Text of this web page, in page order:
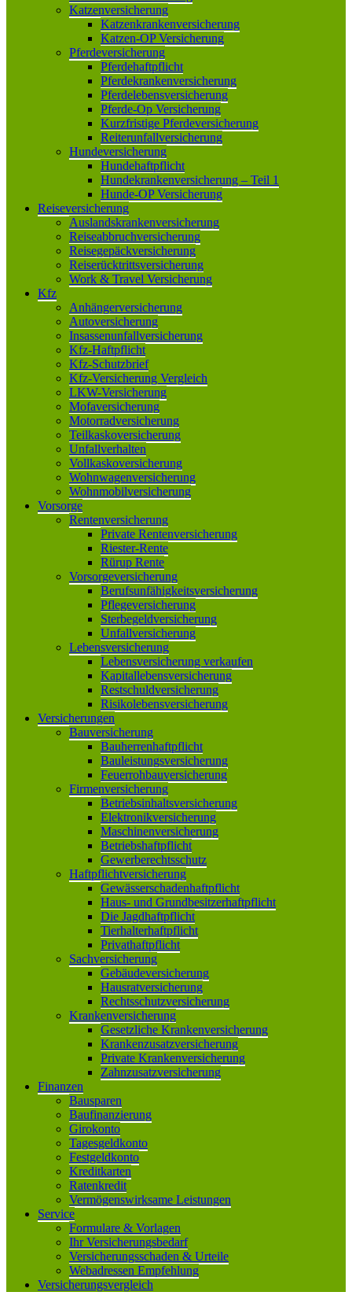
Katzenversicherung
Katzenkrankenversicherung
Katzen-OP Versicherung
Pferdeversicherung
Pferdehaftpflicht
Pferdekrankenversicherung
Pferdelebensversicherung
Pferde-Op Versicherung
Kurzfristige Pferdeversicherung
Reiterunfallversicherung
Hundeversicherung
Hundehaftpflicht
Hundekrankenversicherung – Teil 1
Hunde-OP Versicherung
Reiseversicherung
Auslandskrankenversicherung
Reiseabbruchversicherung
Reisegepäckversicherung
Reiserücktrittsversicherung
Work & Travel Versicherung
Kfz
Anhängerversicherung
Autoversicherung
Insassenunfallversicherung
Kfz-Haftpflicht
Kfz-Schutzbrief
Kfz-Versicherung Vergleich
LKW-Versicherung
Mofaversicherung
Motorradversicherung
Teilkaskoversicherung
Unfallverhalten
Vollkaskoversicherung
Wohnwagenversicherung
Wohnmobilversicherung
Vorsorge
Rentenversicherung
Private Rentenversicherung
Riester-Rente
Rürup Rente
Vorsorgeversicherung
Berufsunfähigkeitsversicherung
Pflegeversicherung
Sterbegeldversicherung
Unfallversicherung
Lebensversicherung
Lebensversicherung verkaufen
Kapitallebensversicherung
Restschuldversicherung
Risikolebensversicherung
Versicherungen
Bauversicherung
Bauherrenhaftpflicht
Bauleistungsversicherung
Feuerrohbauversicherung
Firmenversicherung
Betriebsinhaltsversicherung
Elektronikversicherung
Maschinenversicherung
Betriebshaftpflicht
Gewerberechtsschutz
Haftpflichtversicherung
Gewässerschadenhaftpflicht
Haus- und Grundbesitzerhaftpflicht
Die Jagdhaftpflicht
Tierhalterhaftpflicht
Privathaftpflicht
Sachversicherung
Gebäudeversicherung
Hausratversicherung
Rechtsschutzversicherung
Krankenversicherung
Gesetzliche Krankenversicherung
Krankenzusatzversicherung
Private Krankenversicherung
Zahnzusatzversicherung
Finanzen
Bausparen
Baufinanzierung
Girokonto
Tagesgeldkonto
Festgeldkonto
Kreditkarten
Ratenkredit
Vermögenswirksame Leistungen
Service
Formulare & Vorlagen
Ihr Versicherungsbedarf
Versicherungsschaden & Urteile
Webadressen Empfehlung
Versicherungsvergleich